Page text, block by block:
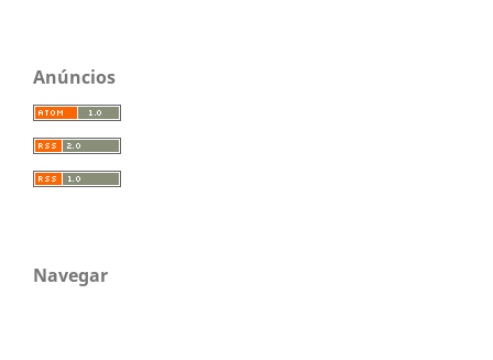
Anúncios
Navegar